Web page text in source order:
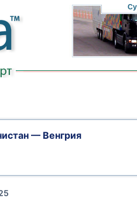
— Венгрия